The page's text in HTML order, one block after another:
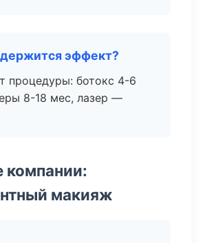
эффект?
процедуры: ботокс 4-6
8-18 мес, лазер —
макияж